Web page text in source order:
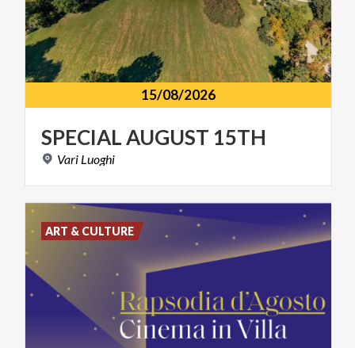
15/08/2026
SPECIALAUGUST 15TH
Vari Luoghi
ART & CULTURE